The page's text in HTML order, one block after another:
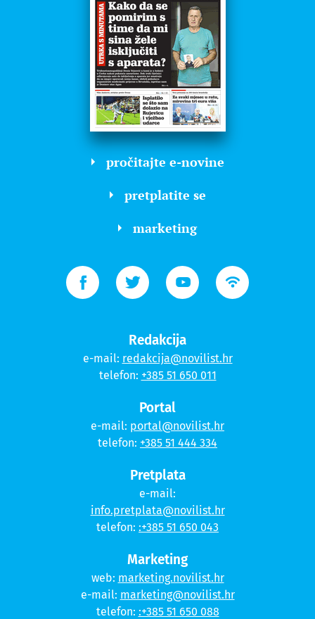
pročitajte e-novine
pretplatite se
marketing
Redakcija
e-mail: redakcija@novilist.hr
telefon: +385 51 650 011
Portal
e-mail: portal@novilist.hr
telefon: +385 51 444 334
Pretplata
e-mail:
info.pretplata@novilist.hr
telefon: :+385 51 650 043
Marketing
web: marketing.novilist.hr
e-mail: marketing@novilist.hr
telefon: :+385 51 650 088